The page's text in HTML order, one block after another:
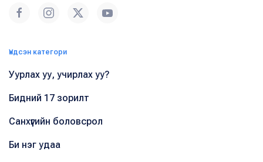
Үндсэн категори
Уурлах уу, учирлах уу?
Бидний 17 зорилт
Санхүүгийн боловсрол
Би нэг удаа